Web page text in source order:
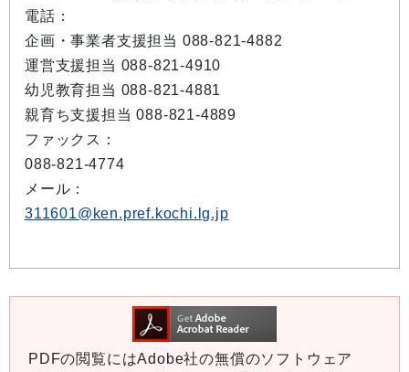
電話：
企画・事業者支援担当 088-821-4882
運営支援担当 088-821-4910
幼児教育担当 088-821-4881
親育ち支援担当 088-821-4889
ファックス：
088-821-4774
メール：
311601@ken.pref.kochi.lg.jp
PDFの閲覧にはAdobe社の無償のソフトウェア